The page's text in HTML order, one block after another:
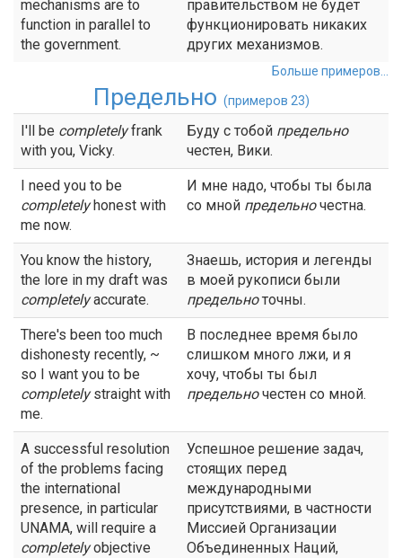
mechanisms are to
function in parallel to
the government.
правительством не будет
функционировать никаких
других механизмов.
Больше примеров...
Предельно (примеров 23)
I'll be completelyfrank
with you, Vicky.
Буду с тобой предельно
честен, Вики.
I need you to be
completelyhonest with
me now.
И мне надо, чтобы ты была
со мной предельночестна.
You know the history,
the lore in my draft was
completelyaccurate.
Знаешь, история и легенды
в моей рукописи были
предельноточны.
There's been too much
dishonesty recently, ~
so I want you to be
completelystraight with
me.
В последнее время было
слишком много лжи, и я
хочу, чтобы ты был
предельночестен со мной.
A successful resolution
of the problems facing
the international
presence, in particular
UNAMA, will require a
completelyobjective
Успешное решение задач,
стоящих перед
международными
присутствиями, в частности
Миссией Организации
Объединенных Наций,